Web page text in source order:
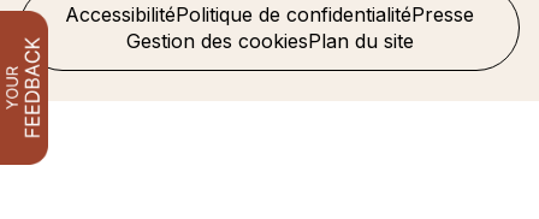
AccessibilitéPolitique de confidentialitéPresse
Gestion des cookiesPlan du site